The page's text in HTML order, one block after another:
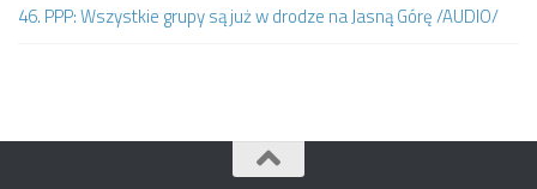
46. PPP: Wszystkie grupy są już w drodze na Jasną Górę /AUDIO/